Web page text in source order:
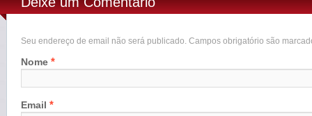
Seu endereço de email não será publicado. Campos obrigatório são
Nome *
Email *